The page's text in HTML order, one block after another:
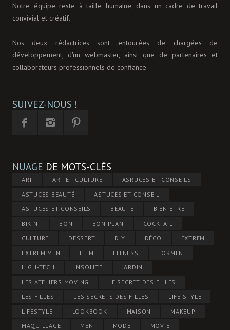
Notre équipe reste à taille humaine, dans un cadre de travail
convivial et créatif.
Nos deux rédactrices sont entourées de chargées de
développement, d'un webmaster, ainsi que de partenaires et
collaborateurs professionnels de confiance.
SUIVEZ-NOUS !
NUAGE DE MOTS-CLÉS
ART ART ET CULTURE
ASRUCES ET CONSEILS
ASTUCES BEAUTÉ
ASTUCES ET CONSEIL
ASTUCES ET CONSEILS
BEAUTÉ
BIEN-ÊTRE
BIKINI
BON BON PLAN
COCKTAIL
CULTURE
DESSERT DIY DÉCO
EXTREM
EXTREM MEN
FILM FITNESS
FORMEN
HIGH-TECH
INSOLITE
JARDIN
LES ATELIERS MOVING
LE SECRET DES FILLES
LES FILLES
LES SECRETS DES FILLES
LIFE STYLE
LIFESTYLE
LOOKBOOK MAISON
MAKEUP
MAQUILLAGE
MEN MODE MOVIE